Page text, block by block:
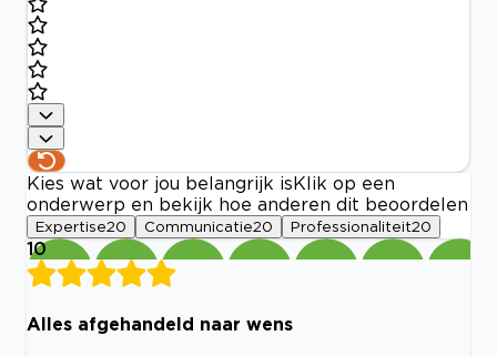
Kies wat voor jou belangrijk is Klik op een
onderwerp en bekijk hoe anderen dit beoordelen
Expertise20 Communicatie20 Professionaliteit20
10
Alles afgehandeld naar wens